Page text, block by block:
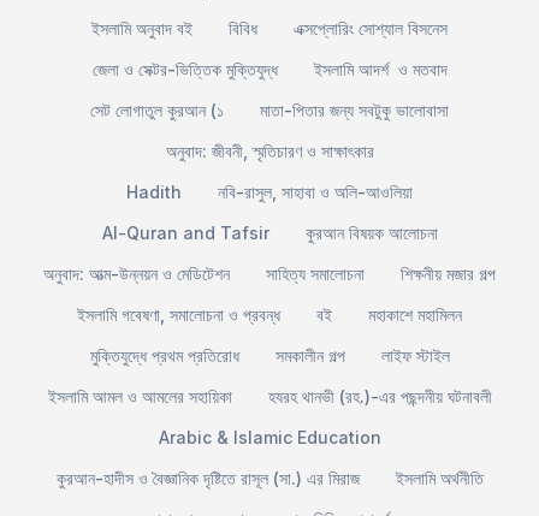
ইসলামি অনুবাদ বই
বিবিধ
এক্সপ্লোরিং সোশ্যাল বিসনেস
জেলা ও সেক্টর-ভিত্তিক মুক্তিযুদ্ধ
ইসলামি আদর্শ ও মতবাদ
সেট লোগাতুল কুরআন (১
মাতা-পিতার জন্য সবটুকু ভালোবাসা
অনুবাদ: জীবনী, স্মৃতিচারণ ও সাক্ষাৎকার
Hadith
নবি-রাসুল, সাহাবা ও অলি-আওলিয়া
Al-Quran and Tafsir
কুরআন বিষয়ক আলোচনা
অনুবাদ: আত্ম-উন্নয়ন ও মেডিটেশন
সাহিত্য সমালোচনা
শিক্ষনীয় মজার গল্প
ইসলামি গবেষণা, সমালোচনা ও প্রবন্ধ
বই
মহাকাশে মহামিলন
মুক্তিযুদ্ধে প্রথম প্রতিরোধ
সমকালীন গল্প
লাইফ স্টাইল
ইসলামি আমল ও আমলের সহায়িকা
হযরহ থানভী (রহ.)-এর পছন্দনীয় ঘটনাবলী
Arabic & Islamic Education
কুরআন-হাদীস ও বৈজ্ঞানিক দৃষ্টিতে রাসূল (সা.) এর মিরাজ
ইসলামি অর্থনীতি